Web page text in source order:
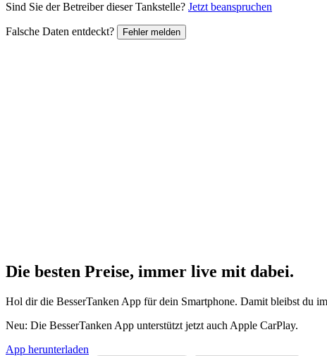
Sind Sie der Betreiber dieser Tankstelle? Jetzt beanspruchen
Falsche Daten entdeckt? Fehler melden
Die besten Preise, immer live mit dabei.
Hol dir die BesserTanken App für dein Smartphone. Damit bleibst du
Neu: Die BesserTanken App unterstützt jetzt auch Apple CarPlay.
App herunterladen